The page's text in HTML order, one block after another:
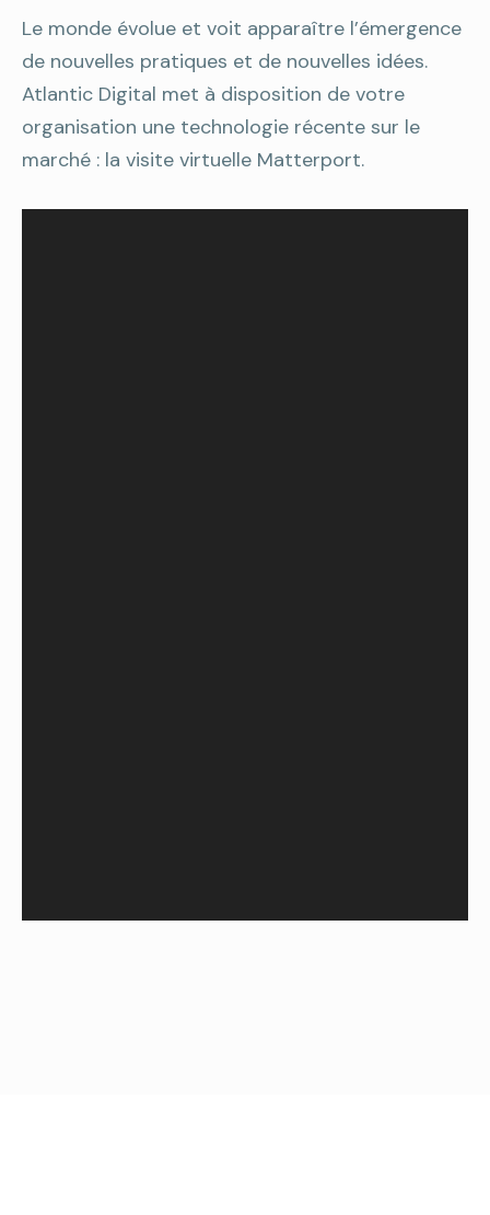
Le monde évolue et voit apparaître l’émergence
de nouvelles pratiques et de nouvelles idées.
Atlantic Digital met à disposition de votre
organisation une technologie récente sur le
marché : la visite virtuelle Matterport.